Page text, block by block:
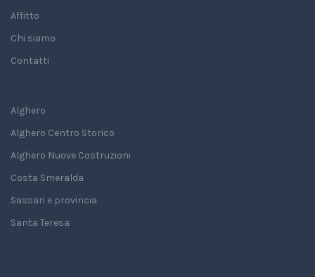
Affitto
Chi siamo
Contatti
Alghero
Alghero Centro Storico
Alghero Nuove Costruzioni
Costa Smeralda
Sassari e provincia
Santa Teresa